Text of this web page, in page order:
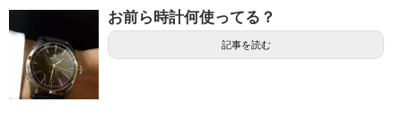
お前ら時計何使ってる？
記事を読む